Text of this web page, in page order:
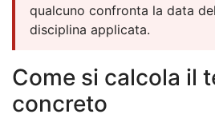
qualcuno confronta la data
disciplina applicata.
Come si calcola il
concreto